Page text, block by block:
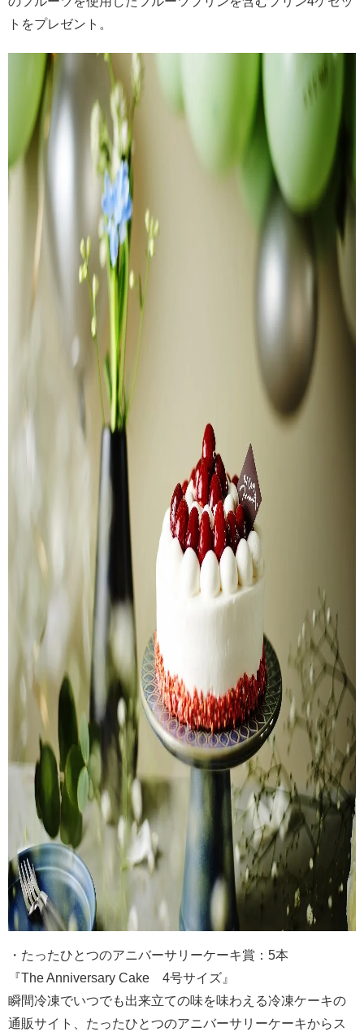
トをプレゼント。
・たったひとつのアニバーサリーケーキ賞：5本
『The Anniversary Cake 4号サイズ』
瞬間冷凍でいつでも出来立ての味を味わえる冷凍ケーキの
通販サイト、たったひとつのアニバーサリーケーキからス